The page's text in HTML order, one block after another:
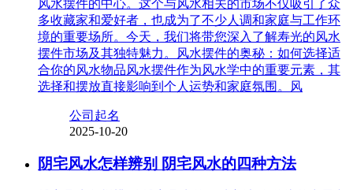
风水摆件的中心。这个与风水相关的市场不仅吸引了众
多收藏家和爱好者，也成为了不少人调和家庭与工作环
境的重要场所。今天，我们将带您深入了解寿光的风水
摆件市场及其独特魅力。风水摆件的奥秘：如何选择适
合你的风水物品风水摆件作为风水学中的重要元素，其
选择和摆放直接影响到个人运势和家庭氛围。风
公司起名
2025-10-20
阴宅风水怎样辨别 阴宅风水的四种方法